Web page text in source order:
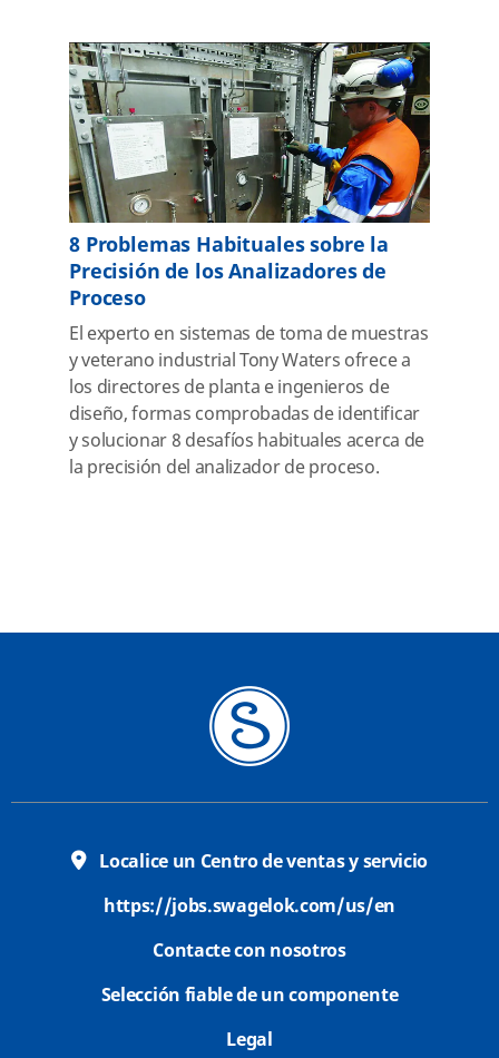
8 Problemas Habituales sobre la
Precisión de los Analizadores de
Proceso
El experto en sistemas de toma de muestras
y veterano industrial Tony Waters ofrece a
los directores de planta e ingenieros de
diseño, formas comprobadas de identificar
y solucionar 8 desafíos habituales acerca de
la precisión del analizador de proceso.
Localice un Centro de ventas y servicio
https://jobs.swagelok.com/us/en
Contacte con nosotros
Selección fiable de un componente
Legal